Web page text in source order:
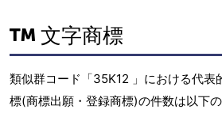
文字商標
類似群コード「35K12 」における代表
標(商標出願・登録商標)の件数は以下の